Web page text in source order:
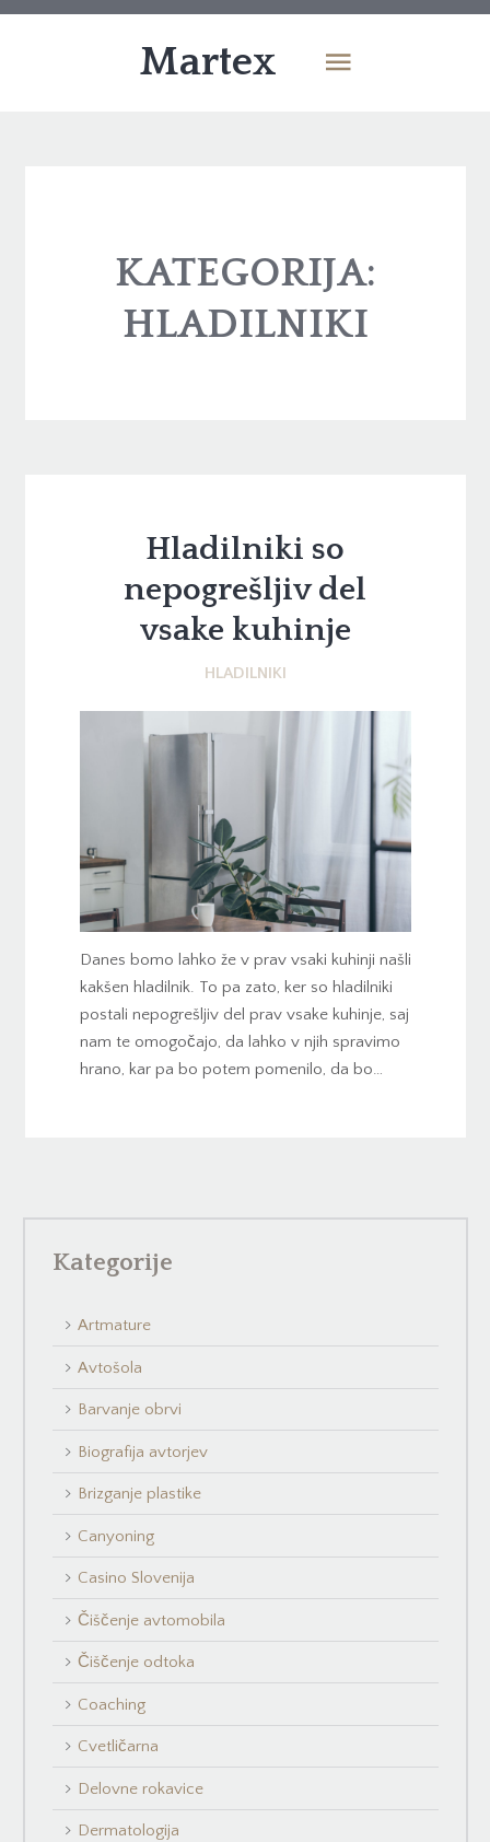
Martex
KATEGORIJA:
HLADILNIKI
Hladilniki so
nepogrešljiv del
vsake kuhinje
HLADILNIKI
Danes bomo lahko že v prav vsaki kuhinji našli
kakšen hladilnik. To pa zato, ker so hladilniki
postali nepogrešljiv del prav vsake kuhinje, saj
nam te omogočajo, da lahko v njih spravimo
hrano, kar pa bo potem pomenilo, da bo…
Kategorije
Artmature
Avtošola
Barvanje obrvi
Biografija avtorjev
Brizganje plastike
Canyoning
Casino Slovenija
Čiščenje avtomobila
Čiščenje odtoka
Coaching
Cvetličarna
Delovne rokavice
Dermatologija